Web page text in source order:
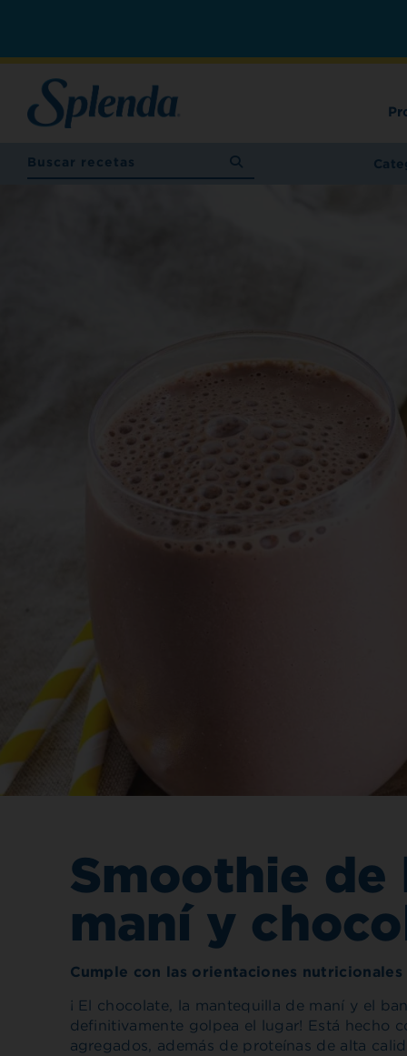
Smoothie de
maní y
Cumple con las orientaciones
¡ El chocolate, la mantequilla de maní y el
definitivamente golpea el lugar! Está hecho
agregados, además de proteínas de alta